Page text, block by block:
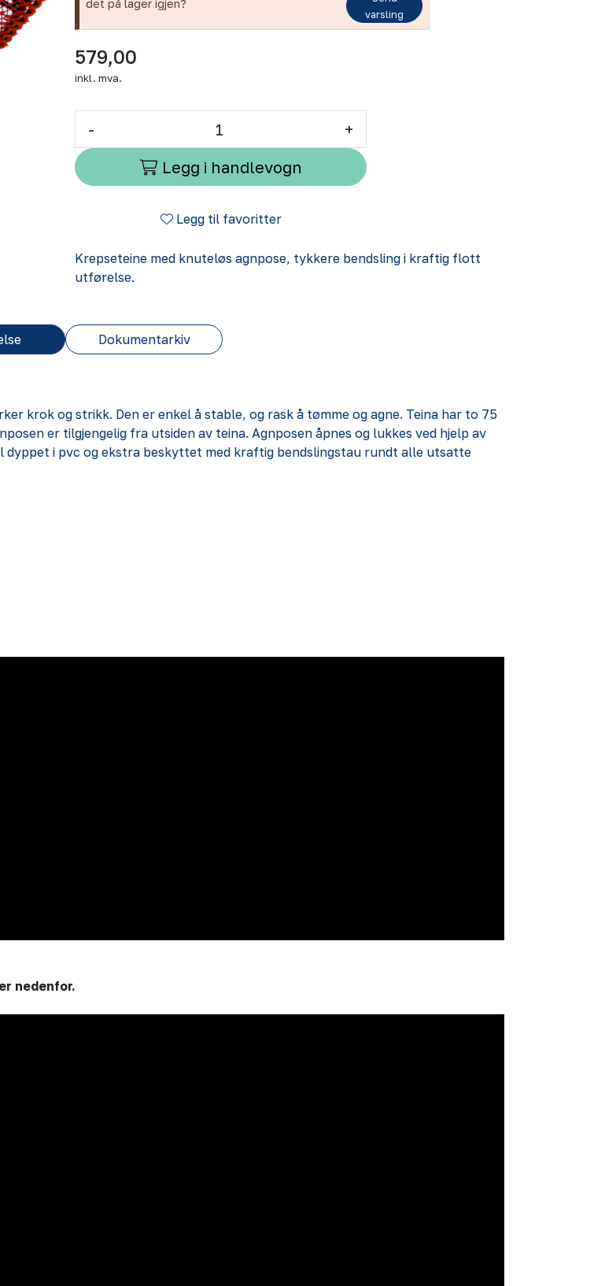
det på lager igjen?
varsling
579,00
inkl. mva.
-
+
Legg i handlevogn
Legg til favoritter
Krepseteine med knuteløs agnpose, tykkere bendsling i kraftig flott
utførelse.
Dokumentarkiv
krok og strikk. Den er enkel å stable, og rask å tømme og agne. Teina har to 75
er tilgjengelig fra utsiden av teina. Agnposen åpnes og lukkes ved hjelp av
i pvc og ekstra beskyttet med kraftig bendslingstau rundt alle utsatte
nedenfor.